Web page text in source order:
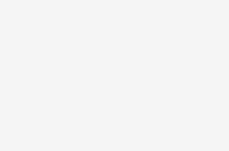
ムクル（mukulu）
ネ所属。SATORI電話占いで月間No.1
占い師に。最強の占い師を決定する
』（中京テレビ）で『的中王2025』